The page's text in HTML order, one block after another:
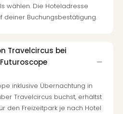
wählen. Die Hoteladresse
deiner Buchungsbestätigung.
Travelcircus bei
inklusive Übernachtung in
Travelcircus buchst, erhältst
den Freizeitpark je nach Hotel